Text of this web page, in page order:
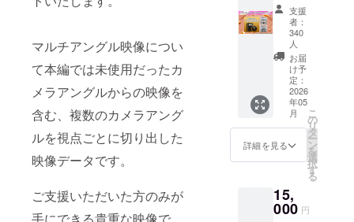
マルチアングル映像につい
て本編では未使用だったカ
メラアングルからの映像を
含む、複数のカメラアング
ルを視点ごとに切り出した
映像データです。
ご支援いただいた方のみが
「掲載
しな
い」と
記入く
ださ
い。入
力内容
をその
まま掲
載いた
します
ので、
お名前
以外は
ないよ
うお願
いいた
ので、
ご帰宅
後に
アーカ
イブも
お楽し
みいた
だけま
す！ ☆
リター
ン内容
1.
【メー
付】A席
現地観
覧チ
名前を
掲載 3.
【後日
メール
送付】
出演者
からの
お礼
メッ
セージ
欄につ
いて サ
希望す
るお名
のレプ
リカチ
ケット
をリ
ターン
でお送
りする
コース
です。
思い出
の一枚
として
ターン
内容 1.
a 2025
ブルー
レイ
コー
ス】 ☆
プラン
概要 今
回開催
する
『Voice
tic
Fantasi
～』の
Blu-ray
をお届
支援
者：
340
人
お届
け予
定：
2026
年05
月
詳細を見る
こ
の
リ
タ
ー
ン
を
選
択
す
る
15,
000 円